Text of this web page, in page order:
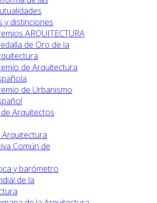
y distinciones
ARQUITECTURA
de Oro de la
de Arquitectura
de Urbanismo
Arquitectos
Arquitectura
Común de
y barómetro
de la